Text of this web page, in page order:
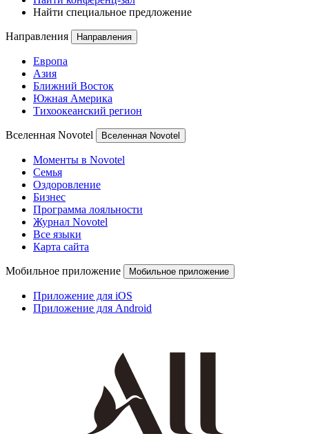
Найти специальное предложение
Направления Направления
Европа
Азия
Ближний Восток
Южная Америка
Тихоокеанский регион
Вселенная Novotel Вселенная Novotel
Моменты в Novotel
Семья
Оздоровление
Бизнес
Программа лояльности
Журнал Novotel
Все языки
Карта сайта
Мобильное приложение Мобильное приложение
Приложение для iOS
Приложение для Android